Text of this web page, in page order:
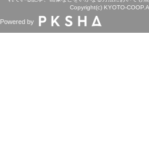
Copyright(c) KYOTO-
Powered by